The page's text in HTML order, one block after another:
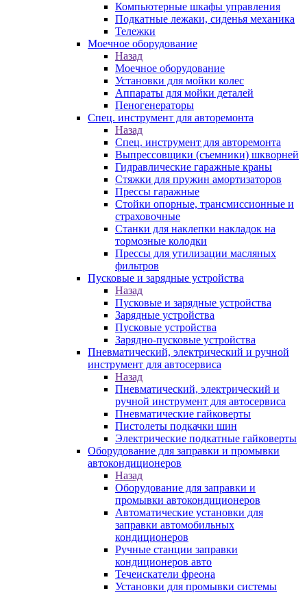
Компьютерные шкафы управления
Подкатные лежаки, сиденья механика
Тележки
Моечное оборудование
Назад
Моечное оборудование
Установки для мойки колес
Аппараты для мойки деталей
Пеногенераторы
Спец. инструмент для авторемонта
Назад
Спец. инструмент для авторемонта
Выпрессовщики (съемники) шкворней
Гидравлические гаражные краны
Стяжки для пружин амортизаторов
Прессы гаражные
Стойки опорные, трансмиссионные и
страховочные
Станки для наклепки накладок на
тормозные колодки
Прессы для утилизации масляных
фильтров
Пусковые и зарядные устройства
Назад
Пусковые и зарядные устройства
Зарядные устройства
Пусковые устройства
Зарядно-пусковые устройства
Пневматический, электрический и ручной
инструмент для автосервиса
Назад
Пневматический, электрический и
ручной инструмент для автосервиса
Пневматические гайковерты
Пистолеты подкачки шин
Электрические подкатные гайковерты
Оборудование для заправки и промывки
автокондиционеров
Назад
Оборудование для заправки и
промывки автокондиционеров
Автоматические установки для
заправки автомобильных
кондиционеров
Ручные станции заправки
кондиционеров авто
Течеискатели фреона
Установки для промывки системы